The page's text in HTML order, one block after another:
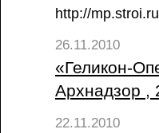
http://
26.11.2010
«Геликон-
Архнадзор ,
22.11.2010